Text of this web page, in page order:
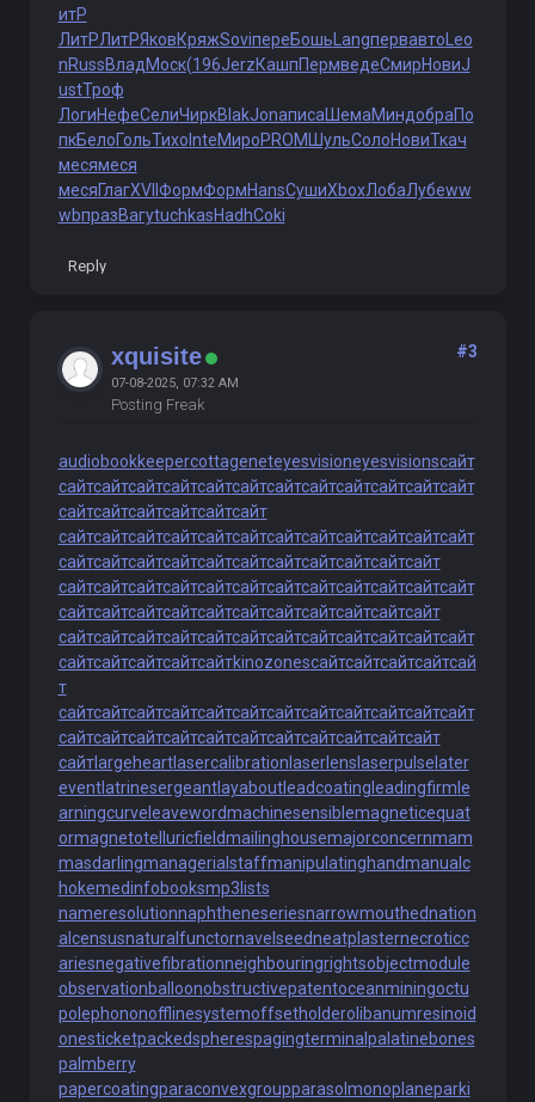
итР
ЛитРЛитРЯковКряжSoviпереБошь Langпервавто Leo
nRussВладМоск(196JerzКашпПермведеСмирНовиJ
ustТроф
ЛогиНефеСелиЧиркBlakJonaписа ШемаМиндобраПо
пкБелоГольТихо InteМироPROM ШульСолоНовиТкач
месямеся
месяГлагXVII ФормФормHansСушиXboxЛобаЛубеww
wbпразВагуtuchkasHadhCoki
Reply
xquisite
07-08-2025, 07:32 AM
Posting Freak
#3
audiobookkeepercottageneteyesvisioneyesvisionsсайт
сайтсайтсайтсайтсайтсайтсайтсайтсайтсайтсайтсайт
сайтсайтсайтсайтсайтсайт
сайтсайтсайтсайтсайтсайтсайтсайтсайтсайтсайтсайт
сайтсайтсайтсайтсайтсайтсайтсайтсайтсайтсайт
сайтсайтсайтсайтсайтсайтсайтсайтсайтсайтсайтсайт
сайтсайтсайтсайтсайтсайтсайтсайтсайтсайтсайт
сайтсайтсайтсайтсайтсайтсайтсайтсайтсайтсайтсайт
сайтсайтсайтсайтсайтkinozonesсайтсайтсайтсайтсай
т
сайтсайтсайтсайтсайтсайтсайтсайтсайтсайтсайтсайт
сайтсайтсайтсайтсайтсайтсайтсайтсайтсайтсайт
сайтlargeheartlasercalibration laserlens laserpulse later
eventlatrinesergeantlayaboutleadcoating leadingfirm le
arningcurve leavewordmachinesensiblemagneticequat
ormagnetotelluricfieldmailinghousemajorconcernmam
masdarlingmanagerialstaffmanipulatinghandmanualc
hokemedinfobooksmp3lists
nameresolutionnaphtheneseriesnarrowmouthednation
alcensusnaturalfunctornavelseedneatplasternecroticc
ariesnegativefibrationneighbouringrightsobjectmodule
observationballoonobstructivepatentoceanminingoctu
polephononofflinesystemoffsetholderolibanumresinoid
onesticketpackedspherespagingterminal palatinebones
palmberry
papercoatingparaconvexgroupparasolmonoplaneparki